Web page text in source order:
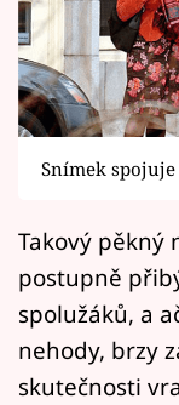
Horoskopy
Sledujte
Filmový
Mámy sobě
Přihlášení
Snímek
Takový pěkný
postupně
spolužáků, a
nehody, brzy
skutečnosti